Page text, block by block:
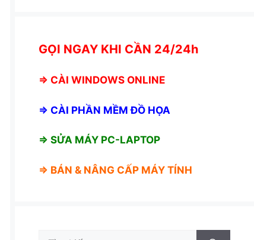
GỌI NGAY KHI CẦN 24/24h
⇒ CÀI WINDOWS ONLINE
⇒ CÀI PHẦN MỀM ĐỒ HỌA
⇒ SỬA MÁY PC-LAPTOP
⇒ BÁN & NÂNG CẤP MÁY TÍNH
Tìm